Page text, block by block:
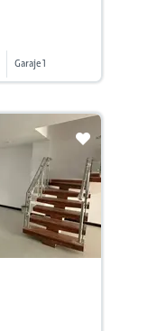
Garaje 1